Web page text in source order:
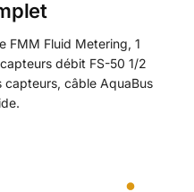
FMM Fluid Metering, 1
débit FS-50 1/2
capteurs, câble AquaBus